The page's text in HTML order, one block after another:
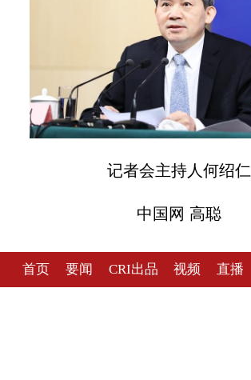
记者会主持人何绍仁
中国网 高聪
首页 要闻 CRI出品 视频 直播